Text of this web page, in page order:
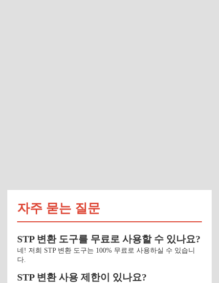
자주 묻는 질문
STP 변환 도구를 무료로 사용할 수 있나요?
네! 저희 STP 변환 도구는 100% 무료로 사용하실 수 있습니
다.
STP 변환 사용 제한이 있나요?